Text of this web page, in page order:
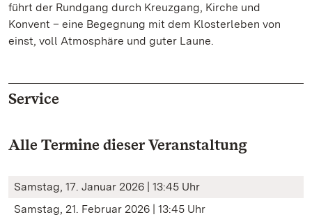
führt der Rundgang durch Kreuzgang, Kirche und
Konvent – eine Begegnung mit dem Klosterleben von
einst, voll Atmosphäre und guter Laune.
Service
Alle Termine dieser Veranstaltung
Samstag, 17. Januar 2026 | 13:45 Uhr
Samstag, 21. Februar 2026 | 13:45 Uhr